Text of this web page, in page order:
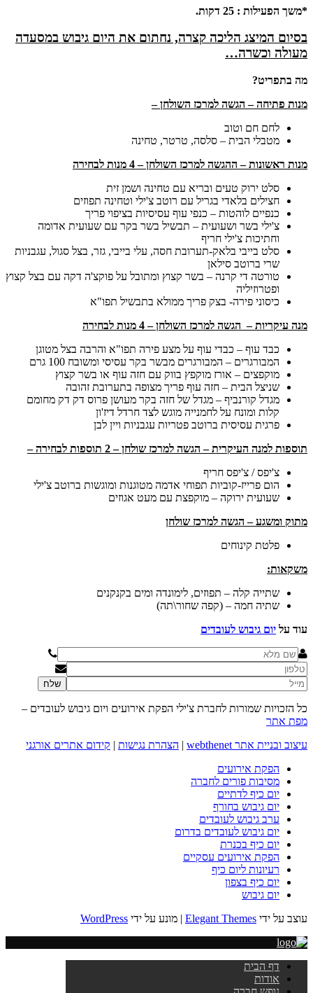
*משך הפעילות : 25 דקות.
בסיום המיצג הליכה קצרה, נחתום את היום גיבוש במסעדה
מעולה וכשרה…
מה בתפריט?
מנות פתיחה – הגשה למרכז השולחן –
לחם חם וטוב
מטבלי הבית – סלסה, טרטר, טחינה
מנות ראשונות – ההגשה למרכז השולחן – 4 מנות לבחירה
סלט ירוק טעים ובריא עם טחינה ושמן זית
חצילים בלאדי בגריל עם רוטב צ'ילי וטחינה תפוזים
כנפיים לוהטות – כנפי עוף עסיסיות בציפוי פריך
צ'ילי בשר ושעועית – תבשיל בשר בקר עם שעועית אדומה
וחתיכות צ'ילי חריף
סלט בייבי בלאק-תערובת חסה, עלי בייבי, גזר, בצל סגול, עגבניות
שרי ברוטב סילאן
טורטה די קרנה – בשר קצוץ ומתובל על פוקצ'ה דקה עם בצל קצוץ
ופטרוזיליה
כיסוני פירה- בצק פריך ממולא בתבשיל תפו"א
מנה עיקריות – הגשה למרכז השולחן – 4 מנות לבחירה
כבד עוף – כבדי עוף על מצע פירה תפו"א והרבה בצל מטוגן
המבורגרים – המבורגרים מבשר בקר עסיסי ומשובח 100 גרם
מוקפצים – אורז מוקפץ בווק עם חזה עוף או בשר קצוץ
שניצל הבית – חזה עוף פריך מצופה בתערובת זהובה
מגדל קורנביף – מגדל של חזה בקר מעושן פרוס דק דק מחומם
קלות ומונח על לחמנייה מוגש לצד חרדל דיז'ון
פרגית עסיסית ברוטב פטריות עגבניות ויין לבן
תוספות למנה העיקרית – הגשה למרכז שולחן – 2 תוספות לבחירה –
צ'יפס / צ'יפס חריף
הום פרייז-קוביות תפוחי אדמה מטוגנות ומוגשות ברוטב צ'ילי
שעועית ירוקה – מוקפצת עם מעט אגוזים
מתוק ומשגע – הגשה למרכז שולחן
פלטת קינוחים
משקאות:
שתייה קלה – תפוזים, לימונדה ומים בקנקנים
שתיה חמה – (קפה שחור\תה)
עוד על יום גיבוש לעובדים
כל הזכויות שמורות לחברת צ'ילי הפקת אירועים ויום גיבוש לעובדים –
מפת אתר
עיצוב ובניית אתר webthenet
| הצהרת נגישות | קידום אתרים אורגני
הפקת אירועים
מסיבות פורים לחברה
יום כיף לדתיים
יום גיבוש בחורף
ערב גיבוש לעובדים
יום גיבוש לעובדים בדרום
יום כיף בכנרת
הפקת אירועים עסקיים
רעיונות ליום כיף
יום כיף בצפון
יום גיבוש
עוצב על ידי Elegant Themes | מונע על ידי WordPress
דף הבית
אודות